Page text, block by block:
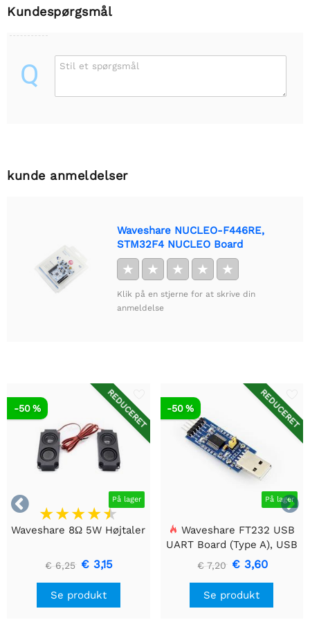
Kundespørgsmål
Q Stil et spørgsmål
kunde anmeldelser
Waveshare NUCLEO-F446RE,
STM32F4 NUCLEO Board
★ ★ ★ ★ ★
Klik på en stjerne for at skrive din
anmeldelse


REDUCERET
På lager
-50 %
Waveshare 8Ω 5W Højtaler
€ 6,25 € 3,15
Se produkt
REDUCERET
På lager
-50 %
Waveshare FT232 USB
UART Board (Type A), USB
til TTL (UART)
kommunikationsmodul
€ 7,20 € 3,60
Se produkt